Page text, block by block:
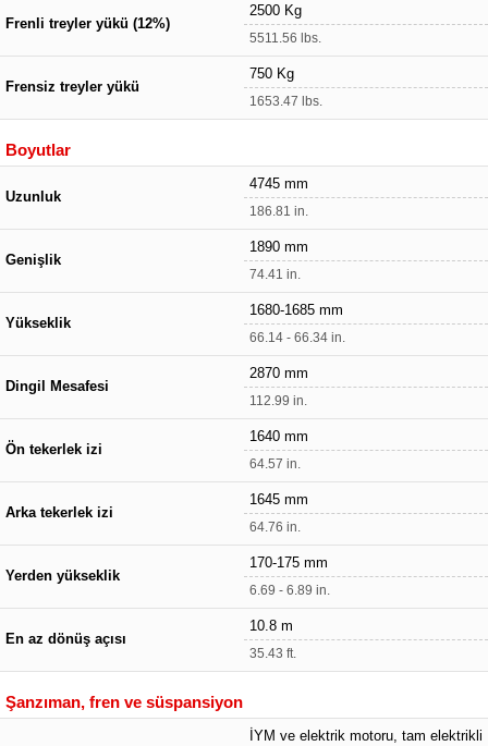
Frenli treyler yükü (12%)
2500 Kg
5511.56 lbs.
Frensiz treyler yükü
750 Kg
1653.47 lbs.
Boyutlar
Uzunluk
4745 mm
186.81 in.
Genişlik
1890 mm
74.41 in.
Yükseklik
1680-1685 mm
66.14 - 66.34 in.
Dingil Mesafesi
2870 mm
112.99 in.
Ön tekerlek izi
1640 mm
64.57 in.
Arka tekerlek izi
1645 mm
64.76 in.
Yerden yükseklik
170-175 mm
6.69 - 6.89 in.
En az dönüş açısı
10.8 m
35.43 ft.
Şanzıman, fren ve süspansiyon
İYM ve elektrik motoru, tam elektrikli